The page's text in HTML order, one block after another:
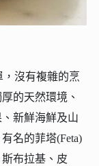
沒有複雜的烹
的天然環境、
新鮮海鮮及山
名的菲塔(Feta)
布拉基、皮